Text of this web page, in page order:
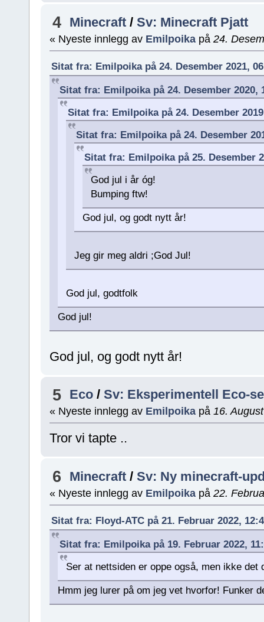
4 Minecraft /Sv: Minecraft Pjatt
« Nyeste innlegg av Emilpoika på24.
Sitat fra: Emilpoika på 24. Desember 2021,
Sitat fra: Emilpoika på 24. Desember 2020,
Sitat fra: Emilpoika på 24. Desember
Sitat fra: Emilpoika på 24. Desember
Sitat fra: Emilpoika på 25. Desember
God jul i år óg!
Bumping ftw!
God jul, og godt nytt år!
Jeg gir meg aldri ;God Jul!
God jul, godtfolk
God jul!
God jul, og godt nytt år!
5 Eco /Sv: Eksperimentell Eco-
« Nyeste innlegg av Emilpoika på16.
Tror vi tapte ..
6 Minecraft /Sv: Ny minecraft-
« Nyeste innlegg av Emilpoika på22.
Sitat fra: Floyd-ATC på 21. Februar 2022,
Sitat fra: Emilpoika på 19. Februar 2022,
Ser at nettsiden er oppe også, men ikke det
Hmm jeg lurer på om jeg vet hvorfor! Funker